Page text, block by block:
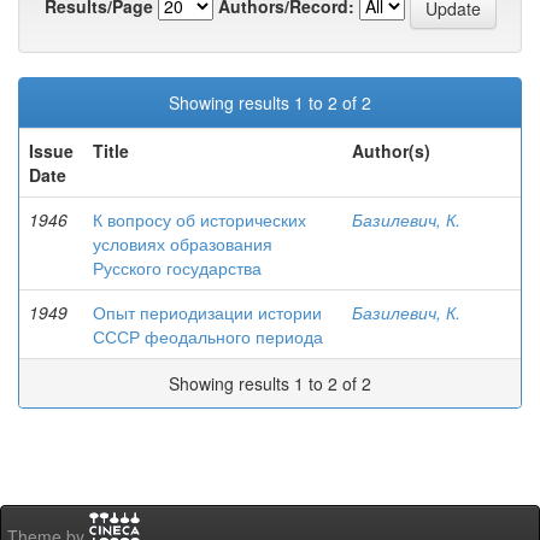
Results/Page
Authors/Record:
Showing results 1 to 2 of 2
Issue
Date
Title Author(s)
1946
К вопросу об исторических
условиях образования
Русского государства
Базилевич, К.
1949
Опыт периодизации истории
СССР феодального периода
Базилевич, К.
Showing results 1 to 2 of 2